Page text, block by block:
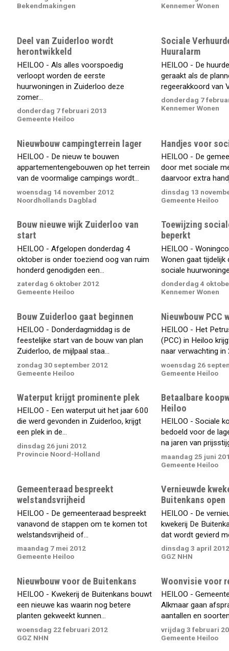
Bekendmakingen
Kennemer Wonen
Deel van Zuiderloo wordt
herontwikkeld
HEILOO - Als alles voorspoedig
verloopt worden de eerste
huurwoningen in Zuiderloo deze
zomer...
donderdag 7 februari 2013
Gemeente Heiloo
Sociale
Huuralarm
HEILOO - De
geraakt als de
regeerakkoord van
donderdag 7
Kennemer Wonen
Nieuwbouw campingterrein lager
HEILOO - De nieuw te bouwen
appartementengebouwen op het terrein
van de voormalige campings wordt...
woensdag 14 november 2012
Noordhollands Dagblad
Handjes voor
HEILOO - De
door met sociale
daarvoor extra
dinsdag 13
Gemeente Heiloo
Bouw nieuwe wijk Zuiderloo van
start
HEILOO - Afgelopen donderdag 4
oktober is onder toeziend oog van ruim
honderd genodigden een...
zaterdag 6 oktober 2012
Gemeente Heiloo
Toewijzing
beperkt
HEILOO -
Wonen gaat tijdelijk
sociale
donderdag 4
Kennemer Wonen
Bouw Zuiderloo gaat beginnen
HEILOO - Donderdagmiddag is de
feestelijke start van de bouw van plan
Zuiderloo, de mijlpaal staa...
zondag 30 september 2012
Gemeente Heiloo
Nieuwbouw PCC
HEILOO - Het
(PCC) in Heiloo
naar verwachting in
woensdag 26
Gemeente Heiloo
Waterput krijgt prominente plek
HEILOO - Een waterput uit het jaar 600
die werd gevonden in Zuiderloo, krijgt
een plek in de...
dinsdag 26 juni 2012
Provincie Noord-Holland
Betaalbare
Heiloo
HEILOO - Sociale
bedoeld voor de
na jaren van
maandag 25 juni
Gemeente Heiloo
Gemeenteraad bespreekt
welstandsvrijheid
HEILOO - De gemeenteraad bespreekt
vanavond de stappen om te komen tot
welstandsvrijheid of...
maandag 7 mei 2012
Gemeente Heiloo
Vernieuwde
Buitenkans open
HEILOO - De
kwekerij De
dat wordt gevierd
dinsdag 3 april 2012
GGZ NHN
Nieuwbouw voor de Buitenkans
HEILOO - Kwekerij de Buitenkans bouwt
een nieuwe kas waarin nog betere
planten gekweekt kunnen...
woensdag 22 februari 2012
GGZ NHN
Woonvisie voor
HEILOO -
Alkmaar gaan
aantallen en
vrijdag 3 februari
Gemeente Heiloo